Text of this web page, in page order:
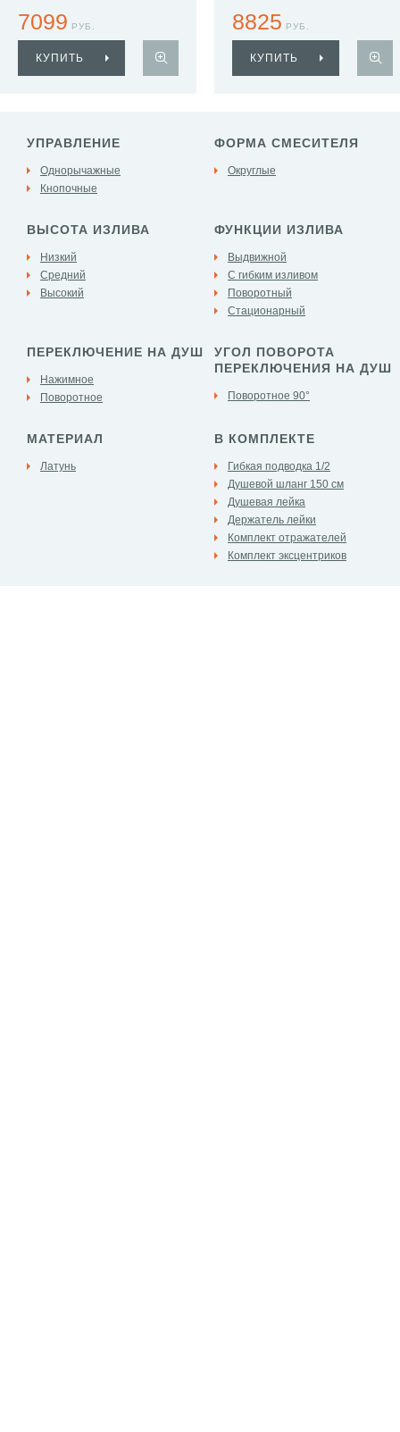
7099 РУБ.
КУПИТЬ
8825 РУБ.
КУПИТЬ
УПРАВЛЕНИЕ
Однорычажные
Кнопочные
ФОРМА СМЕСИТЕЛЯ
Округлые
ВЫСОТА ИЗЛИВА
Низкий
Средний
Высокий
ФУНКЦИИ ИЗЛИВА
Выдвижной
С гибким изливом
Поворотный
Стационарный
ПЕРЕКЛЮЧЕНИЕ НА ДУШ
Нажимное
Поворотное
УГОЛ ПОВОРОТА
ПЕРЕКЛЮЧЕНИЯ НА ДУШ
Поворотное 90°
МАТЕРИАЛ
Латунь
В КОМПЛЕКТЕ
Гибкая подводка 1/2
Душевой шланг 150 см
Душевая лейка
Держатель лейки
Комплект отражателей
Комплект эксцентриков